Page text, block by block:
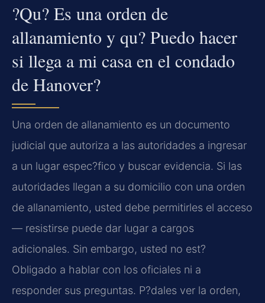
?Qu? Es una orden de
allanamiento y qu? Puedo hacer
si llega a mi casa en el condado
de Hanover?
Una orden de allanamiento es un documento
judicial que autoriza a las autoridades a ingresar
a un lugar espec?fico y buscar evidencia. Si las
autoridades llegan a su domicilio con una orden
de allanamiento, usted debe permitirles el acceso
— resistirse puede dar lugar a cargos
adicionales. Sin embargo, usted no est?
Obligado a hablar con los oficiales ni a
responder sus preguntas. P?dales ver la orden,